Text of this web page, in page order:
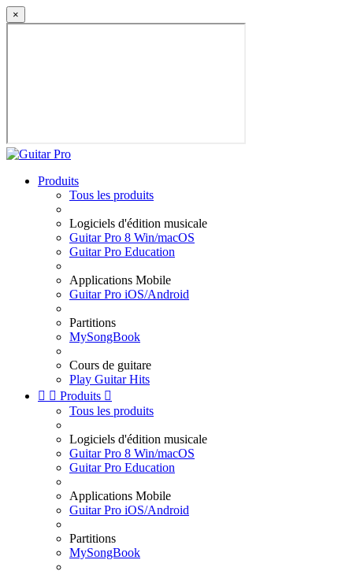
×
Produits
Tous les produits
Logiciels d'édition musicale
Guitar Pro 8 Win/macOS
Guitar Pro Education
Applications Mobile
Guitar Pro iOS/Android
Partitions
MySongBook
Cours de guitare
Play Guitar Hits
  Produits 
Tous les produits
Logiciels d'édition musicale
Guitar Pro 8 Win/macOS
Guitar Pro Education
Applications Mobile
Guitar Pro iOS/Android
Partitions
MySongBook